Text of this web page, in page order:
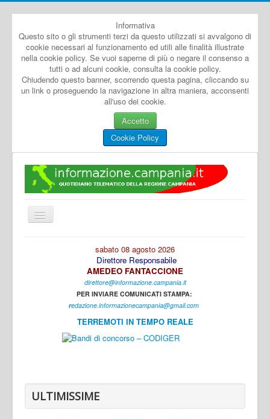
Informativa
Questo sito o gli strumenti terzi da questo utilizzati si avvalgono di
cookie necessari al funzionamento ed utili alle finalità illustrate
nella cookie policy. Se vuoi saperne di più o negare il consenso a
tutti o ad alcuni cookie, consulta la cookie policy.
Chiudendo questo banner, scorrendo questa pagina, cliccando su
un link o proseguendo la navigazione in altra maniera, acconsenti
all'uso dei cookie.
Accetto
Cookie Policy
Cambia
navigazione
Caserta
sabato 08 agosto 2026
Direttore Responsabile
AMEDEO FANTACCIONE
direttore@informazione.campania.it
PER INVIARE COMUNICATI STAMPA:
redazione.informazionecampania@gmail.com
TERREMOTI IN TEMPO REALE
ULTIMISSIME